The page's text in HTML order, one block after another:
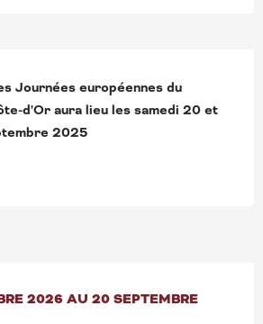
Journées européennes du
d'Or aura lieu les samedi 20 et
2025
2026 AU 20 SEPTEMBRE 2026
2026 AU 20 SEPTEMBRE